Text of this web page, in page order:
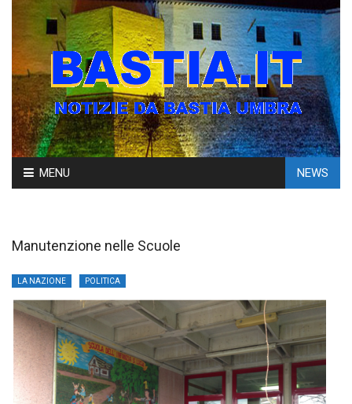
Skip
to
MENU NEWS
Manutenzione nelle Scuole
LA NAZIONE POLITICA